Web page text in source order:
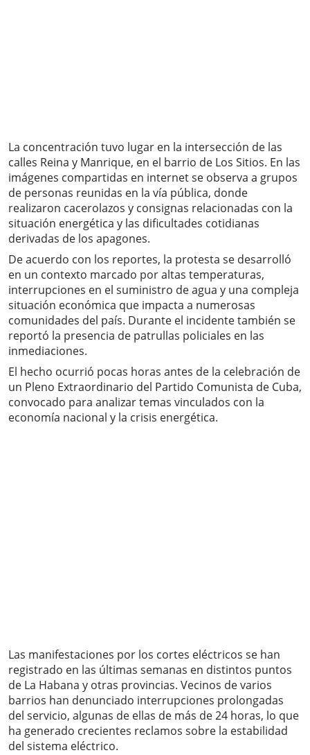
La concentración tuvo lugar en la intersección de las
calles Reina y Manrique, en el barrio de Los Sitios. En las
imágenes compartidas en internet se observa a grupos
de personas reunidas en la vía pública, donde
realizaron cacerolazos y consignas relacionadas con la
situación energética y las dificultades cotidianas
derivadas de los apagones.
De acuerdo con los reportes, la protesta se desarrolló
en un contexto marcado por altas temperaturas,
interrupciones en el suministro de agua y una compleja
situación económica que impacta a numerosas
comunidades del país. Durante el incidente también se
reportó la presencia de patrullas policiales en las
inmediaciones.
El hecho ocurrió pocas horas antes de la celebración de
un Pleno Extraordinario del Partido Comunista de Cuba,
convocado para analizar temas vinculados con la
economía nacional y la crisis energética.
Las manifestaciones por los cortes eléctricos se han
registrado en las últimas semanas en distintos puntos
de La Habana y otras provincias. Vecinos de varios
barrios han denunciado interrupciones prolongadas
del servicio, algunas de ellas de más de 24 horas, lo que
ha generado crecientes reclamos sobre la estabilidad
del sistema eléctrico.